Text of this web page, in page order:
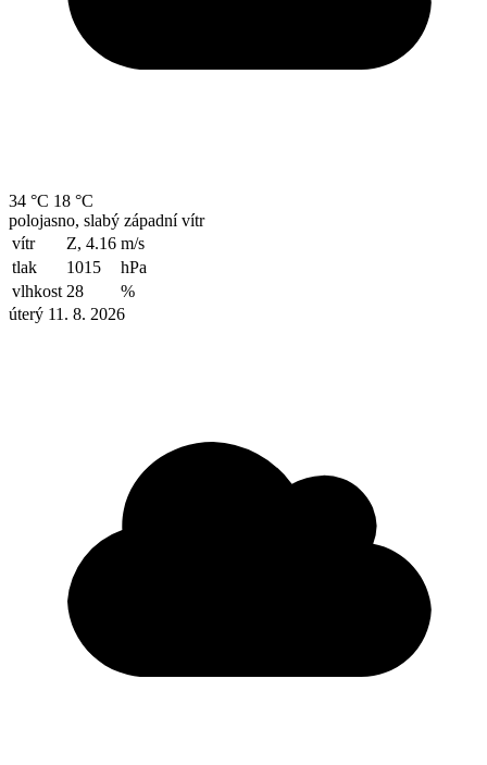
34 °C 18 °C
polojasno, slabý západní vítr
vítr
Z, 4.16 m/s
tlak
1015
hPa
vlhkost 28
%
úterý 11. 8. 2026